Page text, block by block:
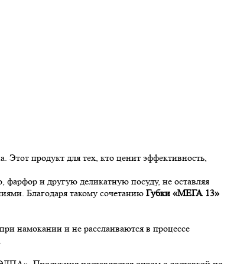
продукт для тех, кто ценит эффективность,
фарфор и другую деликатную посуду, не оставляя
Благодаря такому сочетанию Губки «МЕГА 13»
намокании и не расслаиваются в процессе